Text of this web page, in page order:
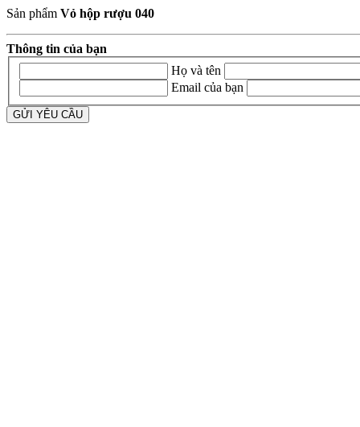
Sản phẩm Vỏ hộp rượu 040
Thông tin của bạn
Họ và tên
Email của bạn
GỬI YÊU CẦU